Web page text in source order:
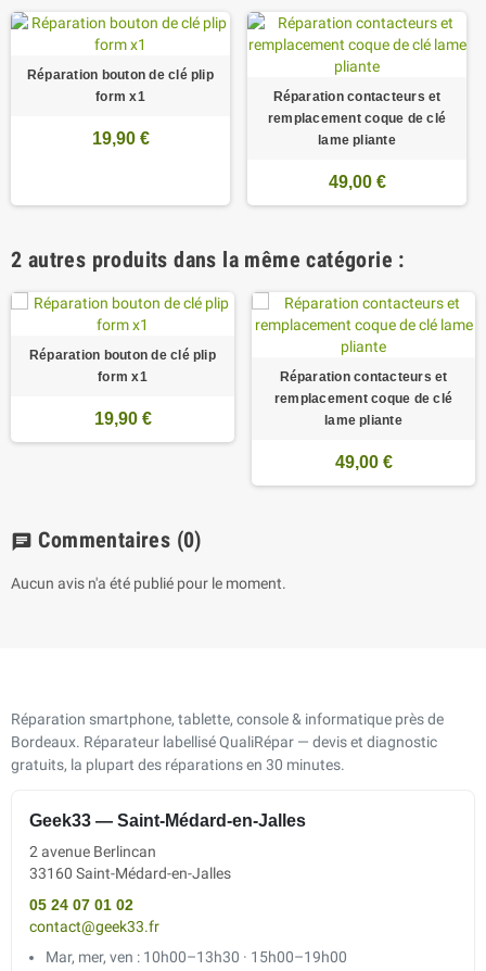
Réparation bouton de clé plip
form x1
19,90 €
Réparation contacteurs et
remplacement coque de clé
lame pliante
49,00 €
2 autres produits dans la même catégorie :
Réparation bouton de clé plip
form x1
19,90 €
Réparation contacteurs et
remplacement coque de clé
lame pliante
49,00 €
chat Commentaires (0)
Aucun avis n'a été publié pour le moment.
Réparation smartphone, tablette, console & informatique près de
Bordeaux. Réparateur labellisé QualiRépar — devis et diagnostic
gratuits, la plupart des réparations en 30 minutes.
Geek33 — Saint-Médard-en-Jalles
2 avenue Berlincan
33160 Saint-Médard-en-Jalles
05 24 07 01 02
contact@geek33.fr
Mar, mer, ven : 10h00–13h30 · 15h00–19h00